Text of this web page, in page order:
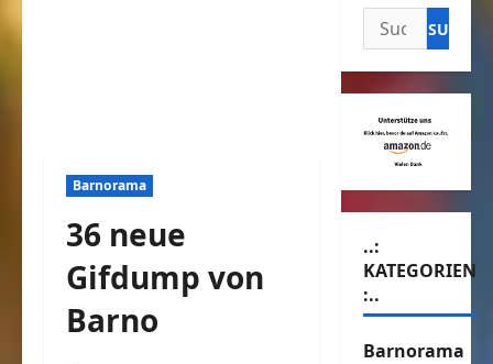
Barnorama
36 neue
Gifdump von
Barno
Suchen
nach:
..:
KATEGORIEN
:..
Barnorama